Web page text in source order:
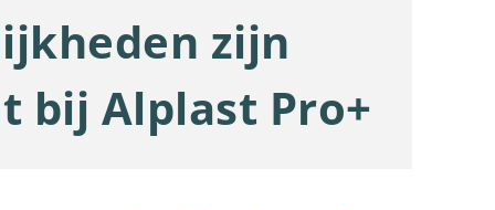
zijn
bij Alplast Pro+